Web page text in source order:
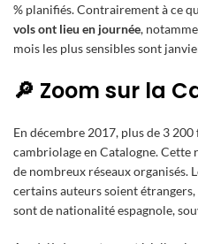
% planifiés. Contrairement à ce
vols ont lieu en journée,
mois les plus sensibles sont
🔎 Zoom sur la
En décembre 2017, plus de 3
cambriolage en Catalogne. Cette
de nombreux réseaux organisés.
certains auteurs soient
sont de nationalité espagnole,